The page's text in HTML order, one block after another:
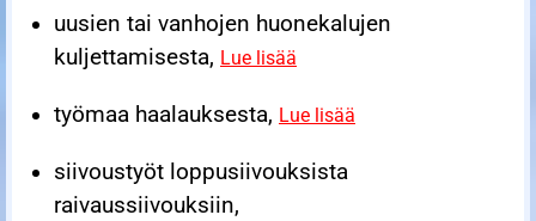
uusien tai vanhojen huonekalujen
kuljettamisesta, Lue lisää
työmaa haalauksesta, Lue lisää
siivoustyöt loppusiivouksista
raivaussiivouksiin,